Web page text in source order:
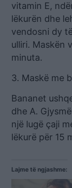
vitamin E,
lëkurën dhe
vendosni dy
ulliri. Maskën
minuta.
3. Maskë me
Bananet
dhe A.
një lugë çaji
lëkurë për 15
Lajme të ngjashme: